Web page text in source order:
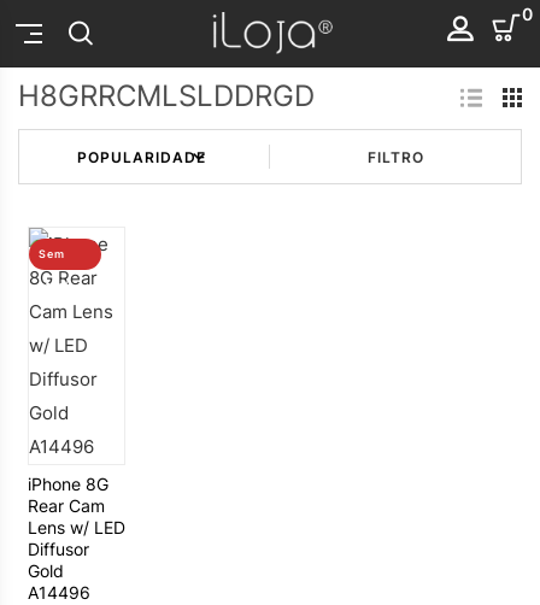
0
H8GRRCMLSLDDRGD
FILTRO
Sem
stock
iPhone 8G
Rear Cam
Lens w/ LED
Diffusor
Gold
A14496